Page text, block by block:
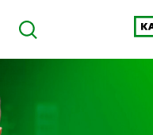
Haku
Kasvu Open